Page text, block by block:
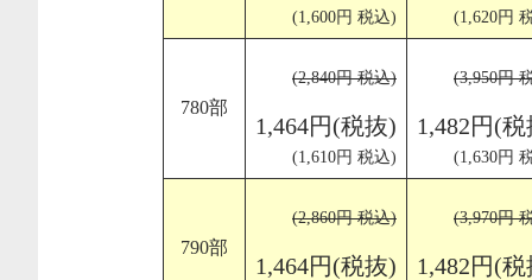
(1,600円 税込) (1,620円
780部
(2,840円 税込)
1,464円(税抜)
(1,610円 税込)
(3,950円
1,482円(
(1,630円
790部
(2,860円 税込)
1,464円(税抜)
(3,970円
1,482円(